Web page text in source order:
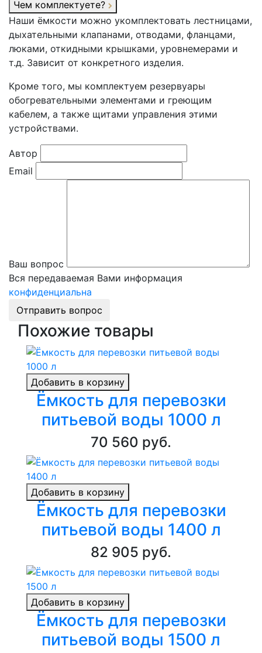
Чем комплектуете?
Наши ёмкости можно укомплектовать лестницами,
дыхательными клапанами, отводами, фланцами,
люками, откидными крышками, уровнемерами и
т.д. Зависит от конкретного изделия.
Кроме того, мы комплектуем резервуары
обогревательными элементами и греющим
кабелем, а также щитами управления этими
устройствами.
Автор
Email
Ваш вопрос
Вся передаваемая Вами информация
конфиденциальна
Отправить вопрос
Похожие товары
Добавить в корзину
Ёмкость для перевозки
питьевой воды 1000 л
70 560 руб.
Добавить в корзину
Ёмкость для перевозки
питьевой воды 1400 л
82 905 руб.
Добавить в корзину
Ёмкость для перевозки
питьевой воды 1500 л